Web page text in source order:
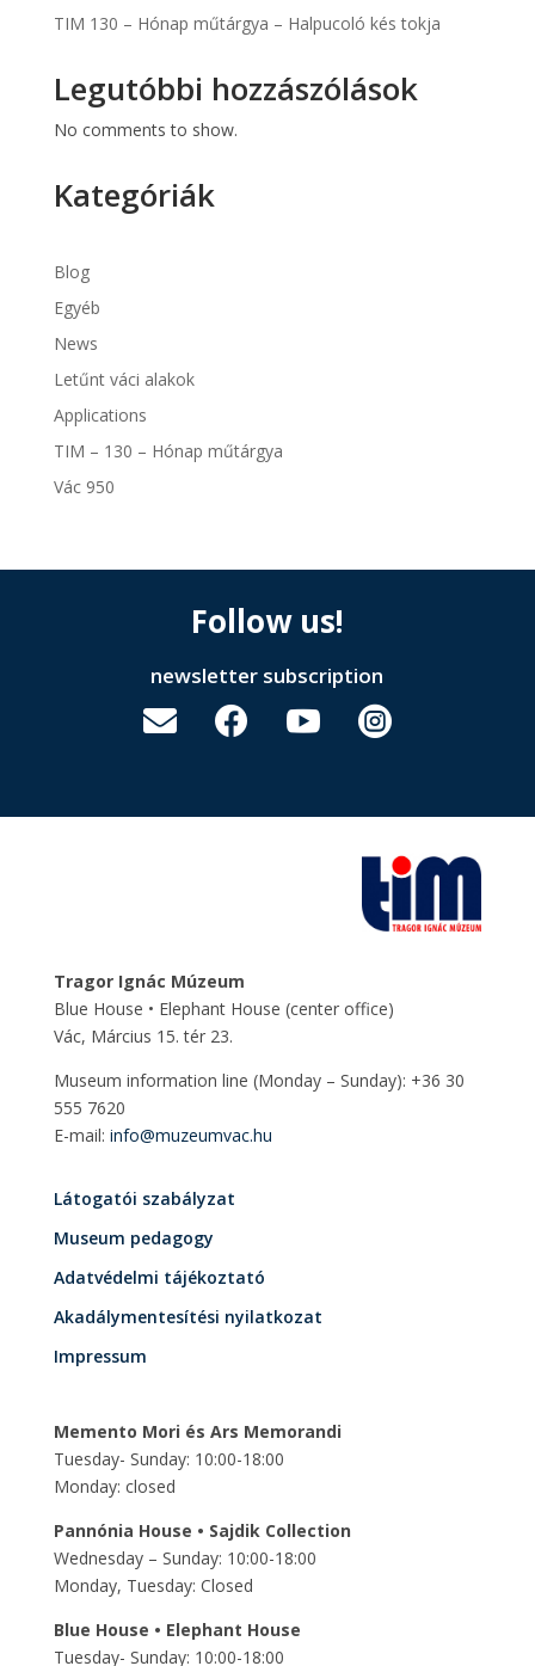
TIM 130 – Hónap műtárgya – Halpucoló kés tokja
Legutóbbi hozzászólások
No comments to show.
Kategóriák
Blog
Egyéb
News
Letűnt váci alakok
Applications
TIM – 130 – Hónap műtárgya
Vác 950
Follow us!
newsletter subscription
   
Tragor Ignác Múzeum
Blue House • Elephant House (center office)
Vác, Március 15. tér 23.
Museum information line (Monday – Sunday): +36 30
555 7620
E-mail: info@muzeumvac.hu
Látogatói szabályzat
Museum pedagogy
Adatvédelmi tájékoztató
Akadálymentesítési nyilatkozat
Impressum
Memento Mori és Ars Memorandi
Tuesday- Sunday: 10:00-18:00
Monday: closed
Pannónia House • Sajdik Collection
Wednesday – Sunday: 10:00-18:00
Monday, Tuesday: Closed
Blue House • Elephant House
Tuesday- Sunday: 10:00-18:00